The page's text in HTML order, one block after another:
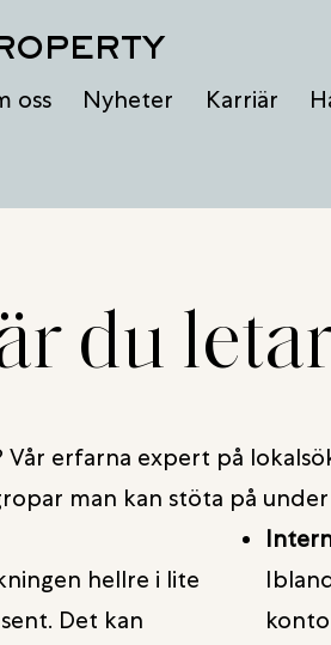
oss Nyheter Karriär
du
erfarna expert på
man kan stöta på
hellre i lite
Det kan